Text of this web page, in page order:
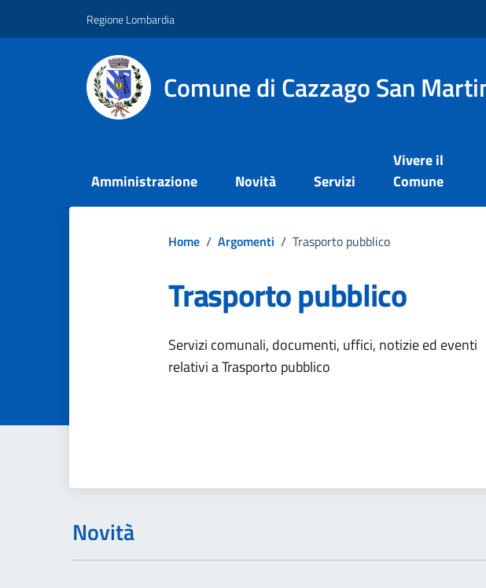
Regione Lombardia
Comune di Cazzago San
Amministrazione Novità Servizi
Vivere il
Comune
Home / Argomenti / Trasporto pubblico
Trasporto pubblico
Dettagli dell'argomento
Servizi comunali, documenti, uffici, notizie ed eventi
relativi a Trasporto pubblico
Novità